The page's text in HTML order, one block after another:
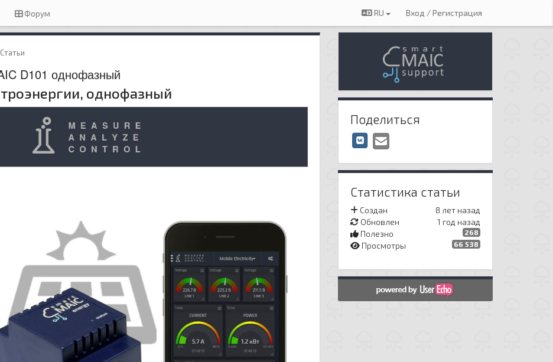
Форум RU Вход / Регистрация
Статьи
D101 однофазный
однофазный
Поделиться
Статистика статьи
8 лет назад
Создан
1 год назад
Обновлен
268
Полезно
66 538
Просмотры